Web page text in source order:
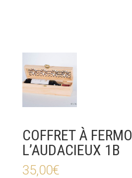
COFFRET À
L’AUDACIEUX 1B
35,00€